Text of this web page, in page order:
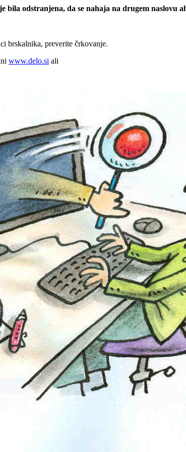
bila odstranjena, da se nahaja na drugem naslovu
brskalnika, preverite črkovanje.
www.delo.si ali